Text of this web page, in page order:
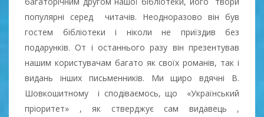
популярні серед читачів. Неодноразово він був
гостем бібліотеки і ніколи не приїздив без
подарунків. От і останнього разу він презентував
нашим користувачам багато як своїх романів, так і
видань інших письменників. Ми щиро вдячні В.
Шовкошитному і сподіваємось, що «Український
пріоритет» , як стверджує сам видавець ,